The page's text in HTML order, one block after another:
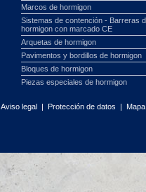
Marcos de hormigon
Sistemas de contención - Barreras
hormigon con marcado CE
Arquetas de hormigon
Pavimentos y bordillos de hormigon
Bloques de hormigon
Piezas especiales de hormigon
Aviso legal | Protección de datos |